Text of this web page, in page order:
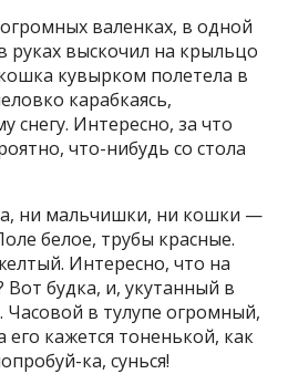
валенках, в одной
руках выскочил на крыльцо
кувырком полетела в
карабкаясь,
снегу. Интересно, за что
что-нибудь со стола
ни мальчишки, ни кошки —
белое, трубы красные.
Интересно, что на
будка, и, укутанный в
Часовой в тулупе огромный,
кажется тоненькой, как
ка, сунься!